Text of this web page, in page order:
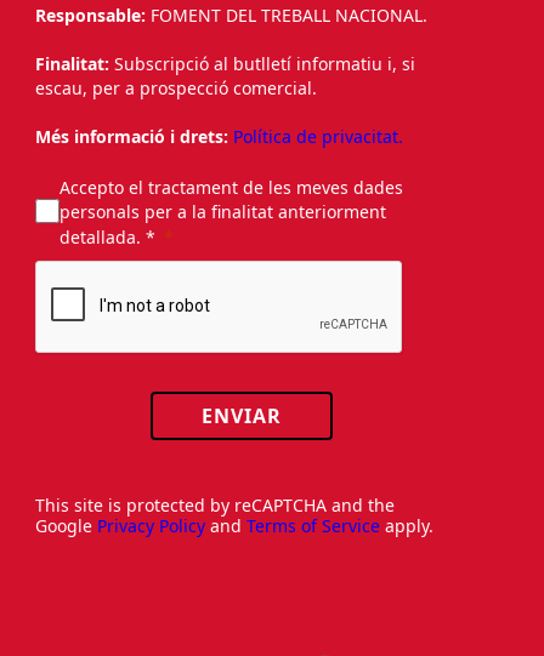
Responsable: FOMENT DEL TREBALL NACIONAL.
Finalitat: Subscripció al butlletí informatiu i, si
escau, per a prospecció comercial.
Més informació i drets: Política de privacitat.
Accepto el tractament de les meves dades
personals per a la finalitat anteriorment
detallada. *
ENVIAR
This site is protected by reCAPTCHA and the
Google Privacy Policy and Terms of Service apply.